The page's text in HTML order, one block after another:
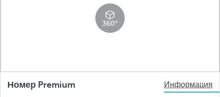
Номер Premium
Информация